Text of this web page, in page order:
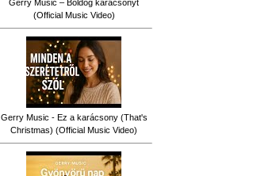
Gerry Music – Boldog karácsonyt
(Official Music Video)
Gerry Music - Ez a karácsony (That's
Christmas) (Official Music Video)